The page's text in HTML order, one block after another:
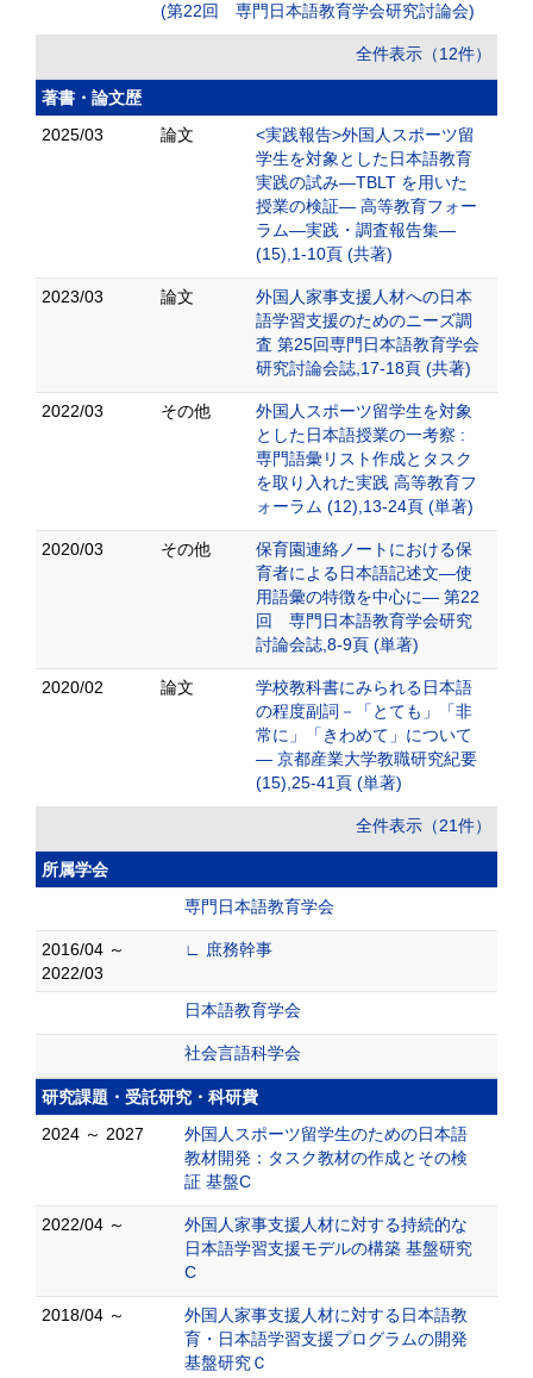
(第22回 専門日本語教育学会研究討論会)
全件表示（12件）
著書・論文歴
2025/03
論文
<実践報告>外国人スポーツ留
学生を対象とした日本語教育
実践の試み―TBLT を用いた
授業の検証― 高等教育フォー
ラム―実践・調査報告集―
(15),1-10頁 (共著)
2023/03 論文
外国人家事支援人材への日本
語学習支援のためのニーズ調
査 第25回専門日本語教育学会
研究討論会誌,17-18頁 (共著)
2022/03 その他
外国人スポーツ留学生を対象
とした日本語授業の一考察 :
専門語彙リスト作成とタスク
を取り入れた実践 高等教育フ
ォーラム (12),13-24頁 (単著)
2020/03 その他
保育園連絡ノートにおける保
育者による日本語記述文―使
用語彙の特徴を中心に― 第22
回 専門日本語教育学会研究
討論会誌,8-9頁 (単著)
2020/02 論文
学校教科書にみられる日本語
の程度副詞－「とても」「非
常に」「きわめて」について
― 京都産業大学教職研究紀要
(15),25-41頁 (単著)
全件表示（21件）
所属学会
専門日本語教育学会
2016/04 ～
2022/03
∟ 庶務幹事
日本語教育学会
社会言語科学会
研究課題・受託研究・科研費
2024 ～ 2027
外国人スポーツ留学生のための日本語
教材開発：タスク教材の作成とその検
証 基盤C
2022/04 ～
外国人家事支援人材に対する持続的な
日本語学習支援モデルの構築 基盤研究
C
2018/04 ～
外国人家事支援人材に対する日本語教
育・日本語学習支援プログラムの開発
基盤研究Ｃ